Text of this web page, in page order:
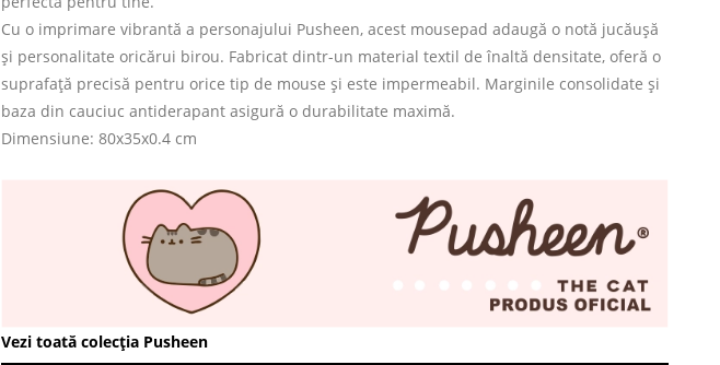
Cu o imprimare vibrantă a personajului Pusheen, acest mousepad adaugă o notă jucăușă
și personalitate oricărui birou. Fabricat dintr-un material textil de înaltă densitate, oferă o
suprafață precisă pentru orice tip de mouse și este impermeabil. Marginile consolidate și
baza din cauciuc antiderapant asigură o durabilitate maximă.
Dimensiune: 80x35x0.4 cm
Vezi toată colecția Pusheen